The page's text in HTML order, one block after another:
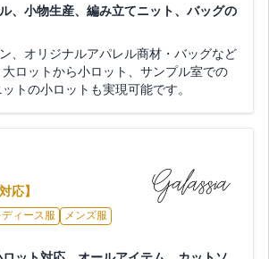
、小物生産、編み立てニット、バッグの
、オリジナルアパレル商材・バッグなど
ロットから小ロット、サンプル室での
トの小ロットも実現可能です。
応】
ィース服
メンズ服